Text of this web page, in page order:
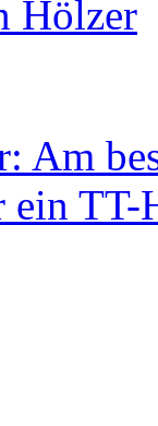
Hölzer
Am
TT-